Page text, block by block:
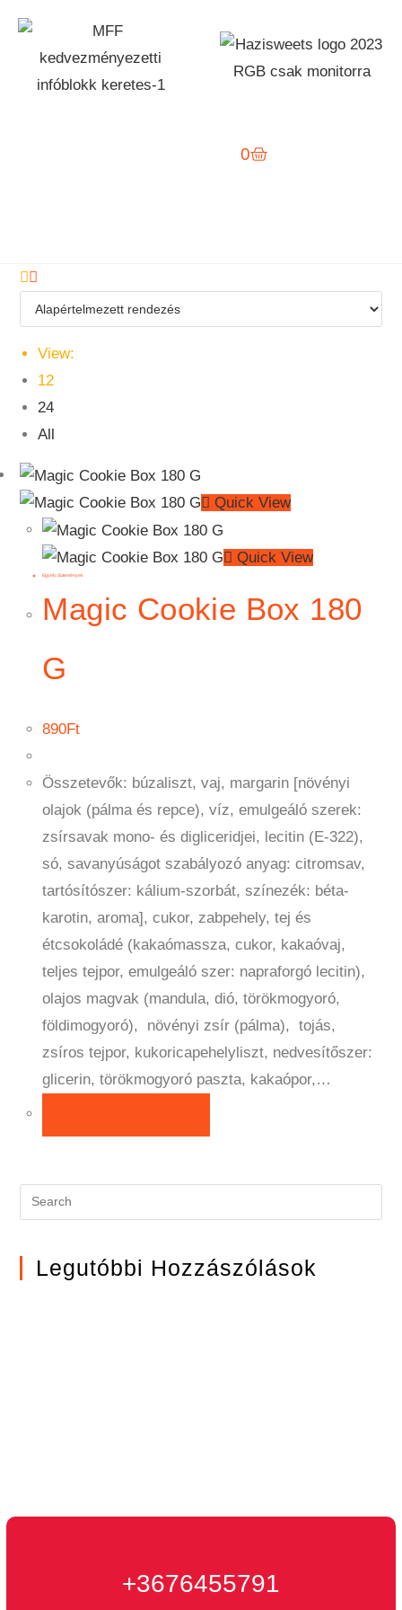
0
View:
12
24
All
Quick View
Quick View
Egyéb ,Sütemények
Magic Cookie Box 180
G
890Ft
Összetevők: búzaliszt, vaj, margarin [növényi
olajok (pálma és repce), víz, emulgeáló szerek:
zsírsavak mono- és digliceridjei, lecitin (E-322),
só, savanyúságot szabályozó anyag: citromsav,
tartósítószer: kálium-szorbát, színezék: béta-
karotin, aroma], cukor, zabpehely, tej és
étcsokoládé (kakaómassza, cukor, kakaóvaj,
teljes tejpor, emulgeáló szer: napraforgó lecitin),
olajos magvak (mandula, dió, törökmogyoró,
földimogyoró), növényi zsír (pálma), tojás,
zsíros tejpor, kukoricapehelyliszt, nedvesítőszer:
glicerin, törökmogyoró paszta, kakaópor,…
Legutóbbi Hozzászólások
+3676455791